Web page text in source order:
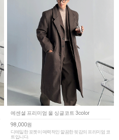
에센셜 프리미엄 울 싱글코트 3color
98,000원
디테일한 포켓이 매력적인 깔끔한 핏감의 프리미엄 코
트입니다.